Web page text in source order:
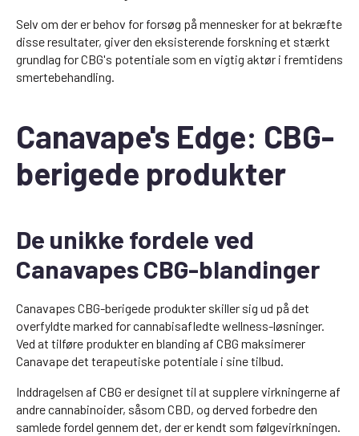
Selv om der er behov for forsøg på mennesker for at bekræfte
disse resultater, giver den eksisterende forskning et stærkt
grundlag for CBG's potentiale som en vigtig aktør i fremtidens
smertebehandling.
Canavape's Edge: CBG-
berigede produkter
De unikke fordele ved
Canavapes CBG-blandinger
Canavapes CBG-berigede produkter skiller sig ud på det
overfyldte marked for cannabisafledte wellness-løsninger.
Ved at tilføre produkter en blanding af CBG maksimerer
Canavape det terapeutiske potentiale i sine tilbud.
Inddragelsen af CBG er designet til at supplere virkningerne af
andre cannabinoider, såsom CBD, og derved forbedre den
samlede fordel gennem det, der er kendt som følgevirkningen.